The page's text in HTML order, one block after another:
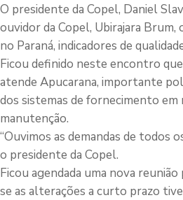
O presidente da Copel, Daniel
ouvidor da Copel, Ubirajara
no Paraná, indicadores de
Ficou definido neste encontro
atende Apucarana, importante
dos sistemas de fornecimento em
manutenção.
“Ouvimos as demandas de todos
o presidente da Copel.
Ficou agendada uma nova
se as alterações a curto prazo